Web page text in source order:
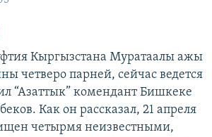
РС
Кыргызстана Муратаалы ажы
четверо парней, сейчас ведется
“Азаттык” комендант Бишкеке
Как он рассказал, 21 апреля
четырмя неизвестными,